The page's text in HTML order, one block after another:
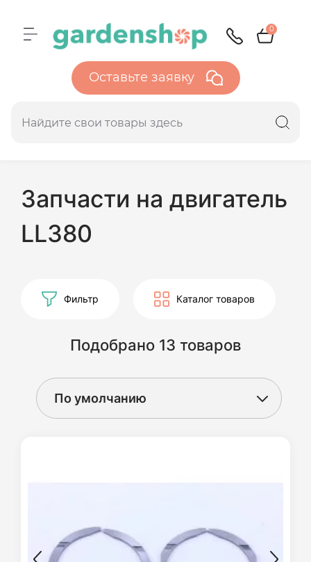
0
Оставьте заявку
Запчасти на двигатель
LL380
Фильтр Каталог товаров
Подобрано 13 товаров